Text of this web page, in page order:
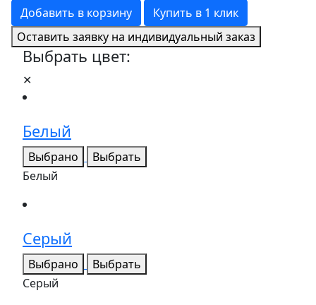
Добавить в корзину
Купить в 1 клик
Оставить заявку на индивидуальный заказ
Выбрать цвет:
✕
Белый
Выбрано
Выбрать
Белый
Серый
Выбрано
Выбрать
Серый